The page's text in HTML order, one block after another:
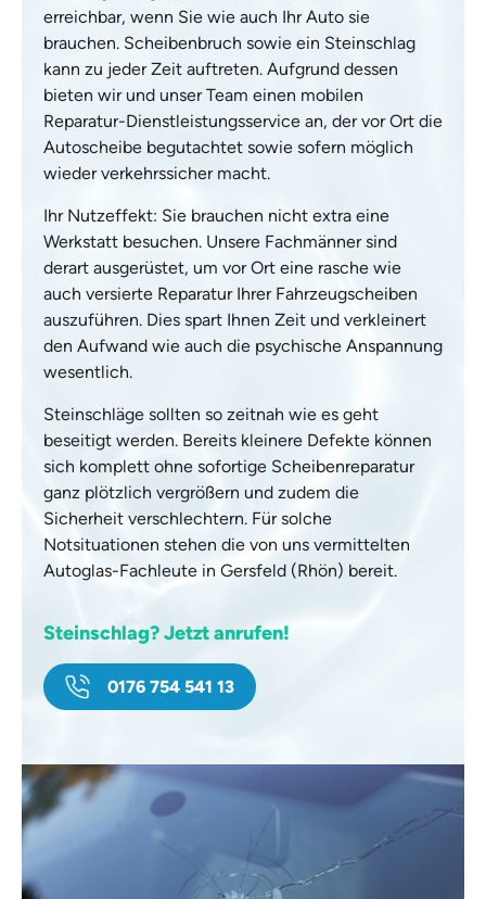
erreichbar, wenn Sie wie auch Ihr Auto sie
brauchen. Scheibenbruch sowie ein Steinschlag
kann zu jeder Zeit auftreten. Aufgrund dessen
bieten wir und unser Team einen mobilen
Reparatur-Dienstleistungsservice an, der vor Ort die
Autoscheibe begutachtet sowie sofern möglich
wieder verkehrssicher macht.
Ihr Nutzeffekt: Sie brauchen nicht extra eine
Werkstatt besuchen. Unsere Fachmänner sind
derart ausgerüstet, um vor Ort eine rasche wie
auch versierte Reparatur Ihrer Fahrzeugscheiben
auszuführen. Dies spart Ihnen Zeit und verkleinert
den Aufwand wie auch die psychische Anspannung
wesentlich.
Steinschläge sollten so zeitnah wie es geht
beseitigt werden. Bereits kleinere Defekte können
sich komplett ohne sofortige Scheibenreparatur
ganz plötzlich vergrößern und zudem die
Sicherheit verschlechtern. Für solche
Notsituationen stehen die von uns vermittelten
Autoglas-Fachleute in Gersfeld (Rhön) bereit.
Steinschlag? Jetzt anrufen!
0176 754 541 13